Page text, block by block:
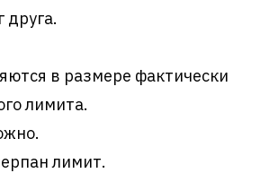
в размере фактически
лимита.
лимит.